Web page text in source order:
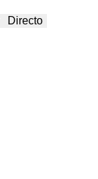
Directo